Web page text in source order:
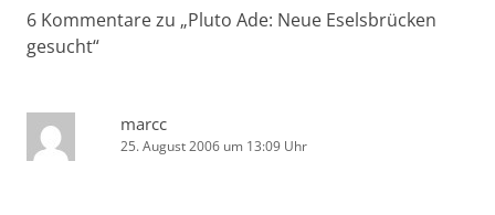
6 Kommentare zu „Pluto Ade: Neue Eselsbrücken
gesucht“
marcc
25. August 2006 um 13:09 Uhr